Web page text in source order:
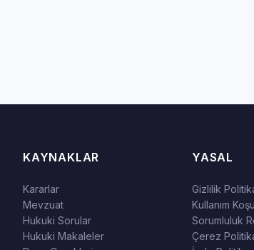
KAYNAKLAR
Kararlar
Mevzuat
Hukuki Sorular
Hukuki Makaleler
YASAL
Gizlilik
Kullanım
Sorumluluk
Çerez